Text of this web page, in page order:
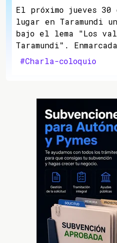
El próximo jueves
lugar en Taramundi
bajo el lema "Los
Taramundi".
#Charla-coloquio